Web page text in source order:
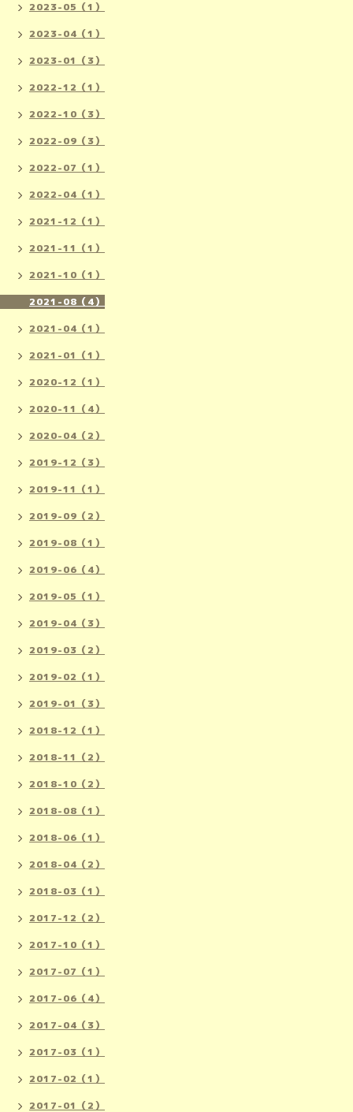
2023-05（1）
2023-04（1）
2023-01（3）
2022-12（1）
2022-10（3）
2022-09（3）
2022-07（1）
2022-04（1）
2021-12（1）
2021-11（1）
2021-10（1）
2021-08（4）
2021-04（1）
2021-01（1）
2020-12（1）
2020-11（4）
2020-04（2）
2019-12（3）
2019-11（1）
2019-09（2）
2019-08（1）
2019-06（4）
2019-05（1）
2019-04（3）
2019-03（2）
2019-02（1）
2019-01（3）
2018-12（1）
2018-11（2）
2018-10（2）
2018-08（1）
2018-06（1）
2018-04（2）
2018-03（1）
2017-12（2）
2017-10（1）
2017-07（1）
2017-06（4）
2017-04（3）
2017-03（1）
2017-02（1）
2017-01（2）